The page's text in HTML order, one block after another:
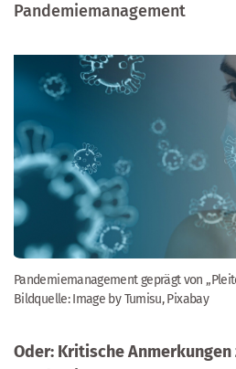
Pandemiemanagement
Pandemiemanagement geprägt von
Bildquelle: Image by Tumisu, Pixabay
Oder: Kritische